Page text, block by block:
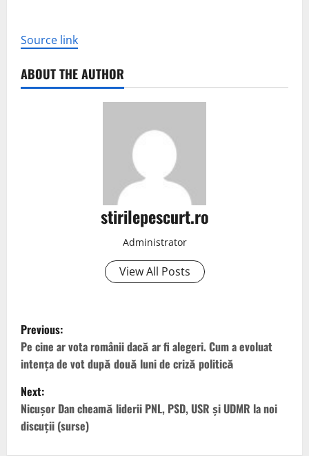
Source link
ABOUT THE AUTHOR
stirilepescurt.ro
Administrator
View All Posts
P
o
s
t
n
Previous:
Pe cine ar vota românii dacă ar fi alegeri. Cum a evoluat
intența de vot după două luni de criză politică
Next:
Nicușor Dan cheamă liderii PNL, PSD, USR și UDMR la noi
discuții (surse)